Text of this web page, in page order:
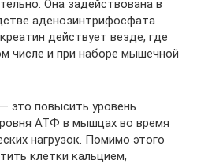
Она задействована в
аденозинтрифосфата
действует везде, где
числе и при наборе мышечной
это повысить уровень
АТФ в мышцах во время
нагрузок. Помимо этого
клетки кальцием,